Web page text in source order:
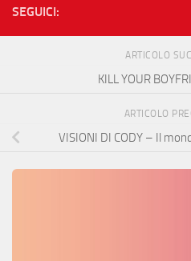
SEGUICI:
ARTICOLO
KILL YOUR
ARTICOLO
VISIONI DI CODY – Il